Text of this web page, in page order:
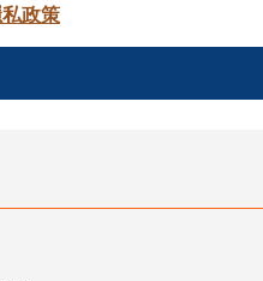
政策